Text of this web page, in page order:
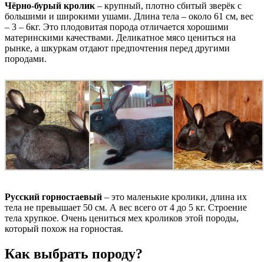
Чёрно-бурый кролик – крупный, плотно сбитый зверёк с
большими и широкими ушами. Длина тела – около 61 см, вес
– 3 – 6кг. Это плодовитая порода отличается хорошими
материнскими качествами. Деликатное мясо цениться на
рынке, а шкуркам отдают предпочтения перед другими
породами.
Русский горностаевый – это маленькие кролики, длина их
тела не превышает 50 см. А вес всего от 4 до 5 кг. Строение
тела хрупкое. Очень цениться мех кроликов этой породы,
который похож на горностая.
Как выбрать породу?